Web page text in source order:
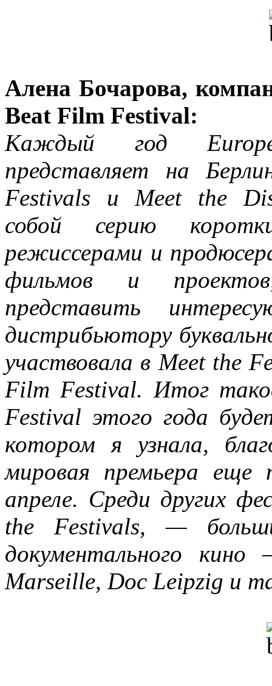
Алена Бочарова,
Beat Film Festival:
Каждый год
представляет на
Festivals и Meet the
собой серию
режиссерами и
фильмов и
представить
дистрибьютору
участвовала в Meet the
Film Festival. Итог
Festival этого года
котором я узнала,
мировая премьера еще
апреле. Среди других
the Festivals, —
документального
Marseille, Doc Leipzig и